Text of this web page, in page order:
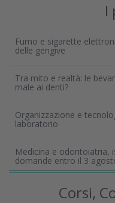
I
Fumo e sigarette
delle gengive
Tra mito e realtà: le
male ai denti?
Organizzazione e
laboratorio
Medicina e odontoiatria,
domande entro il 3
Corsi,